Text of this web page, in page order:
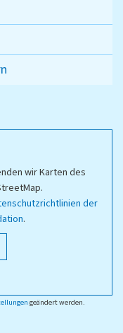
wir Karten des
der
.
geändert werden.